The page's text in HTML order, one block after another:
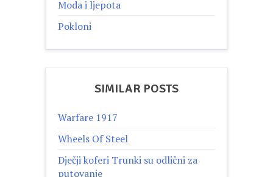
Moda i ljepota
Pokloni
SIMILAR POSTS
Warfare 1917
Wheels Of Steel
Dječji koferi Trunki su odlični za
putovanje